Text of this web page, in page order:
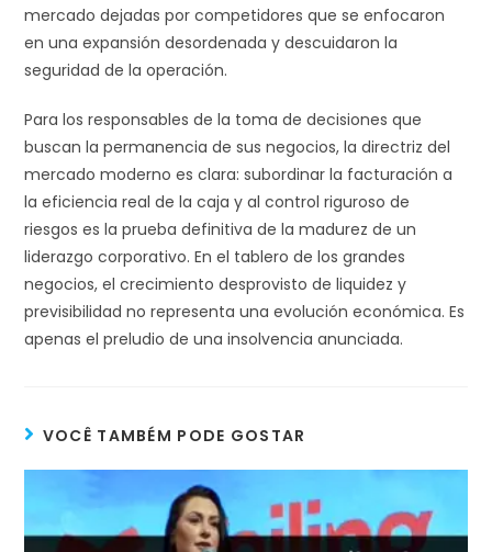
mercado dejadas por competidores que se enfocaron
en una expansión desordenada y descuidaron la
seguridad de la operación.
Para los responsables de la toma de decisiones que
buscan la permanencia de sus negocios, la directriz del
mercado moderno es clara: subordinar la facturación a
la eficiencia real de la caja y al control riguroso de
riesgos es la prueba definitiva de la madurez de un
liderazgo corporativo. En el tablero de los grandes
negocios, el crecimiento desprovisto de liquidez y
previsibilidad no representa una evolución económica. Es
apenas el preludio de una insolvencia anunciada.
VOCÊ TAMBÉM PODE GOSTAR